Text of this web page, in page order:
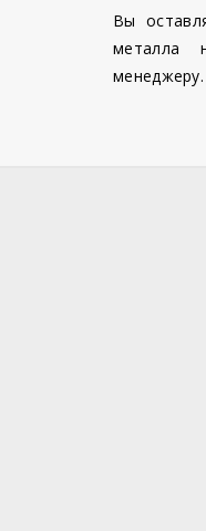
Вы
металла
менеджеру.